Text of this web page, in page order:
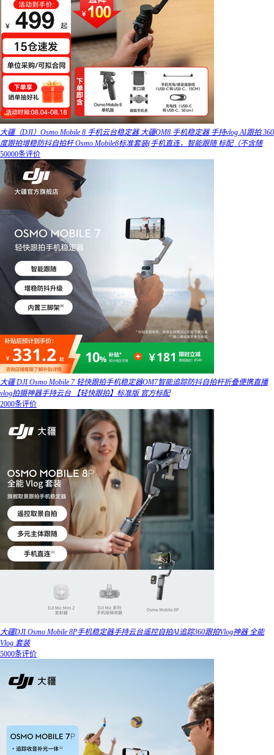
大疆（DJI）Osmo Mobile 8 手机云台稳定器 大疆OM8 手机稳定器 手持vlog AI跟拍 360
度跟拍增稳防抖自拍杆 Osmo Mobile8标准套装(手机直连，智能跟随 标配（不含随
50000条评价
大疆 DJI Osmo Mobile 7 轻快跟拍手机稳定器OM7智能追踪防抖自拍杆折叠便携直播
vlog拍摄神器手持云台 【轻快跟拍】标准版 官方标配
2000条评价
大疆DJI Osmo Mobile 8P手机稳定器手持云台遥控自拍AI追踪360跟拍Vlog神器 全能
Vlog 套装
5000条评价